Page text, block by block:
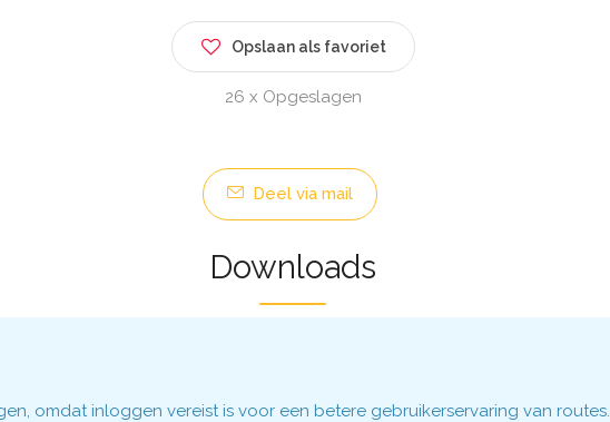
Opslaan als favoriet
26 x Opgeslagen
Deel via mail
Downloads
omdat inloggen vereist is voor een betere gebruikerservaring van routes.